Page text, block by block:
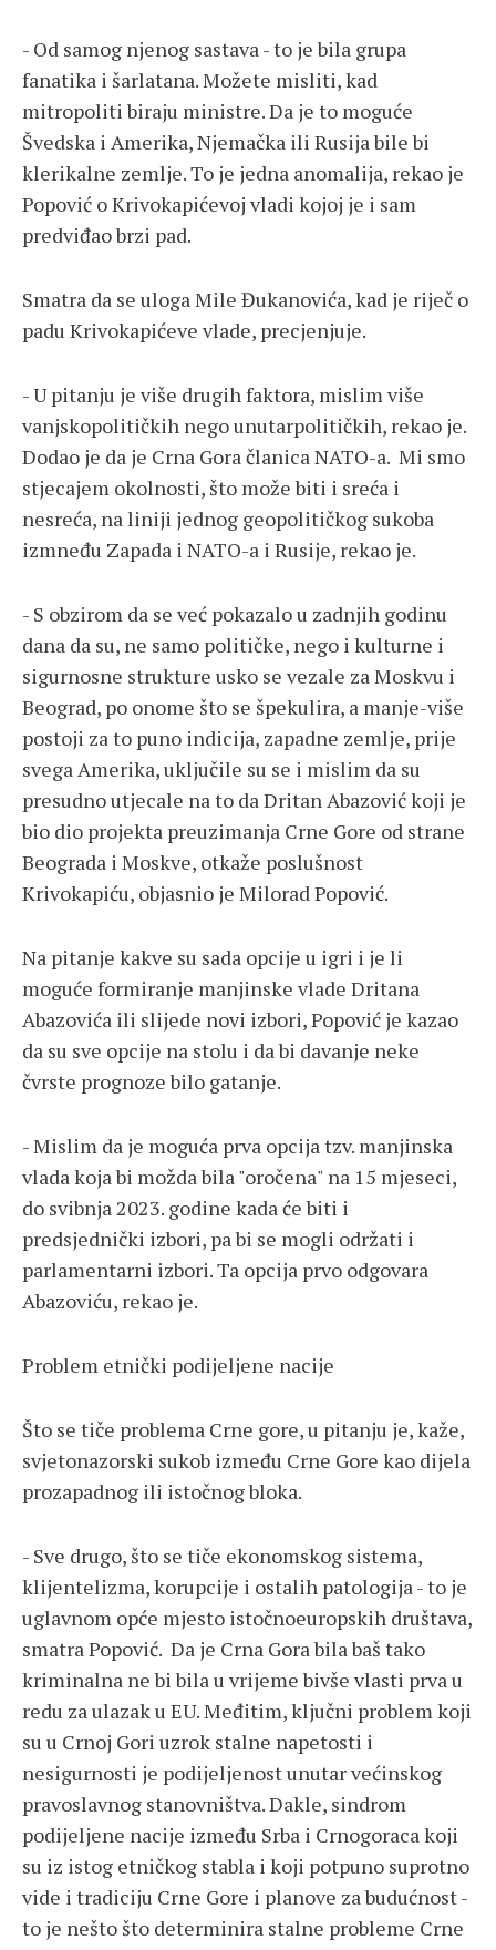
- Od samog njenog sastava - to je bila grupa
fanatika i šarlatana. Možete misliti, kad
mitropoliti biraju ministre. Da je to moguće
Švedska i Amerika, Njemačka ili Rusija bile bi
klerikalne zemlje. To je jedna anomalija, rekao je
Popović o Krivokapićevoj vladi kojoj je i sam
predviđao brzi pad.
Smatra da se uloga Mile Đukanovića, kad je riječ o
padu Krivokapićeve vlade, precjenjuje.
- U pitanju je više drugih faktora, mislim više
vanjskopolitičkih nego unutarpolitičkih, rekao je.
Dodao je da je Crna Gora članica NATO-a. Mi smo
stjecajem okolnosti, što može biti i sreća i
nesreća, na liniji jednog geopolitičkog sukoba
izmneđu Zapada i NATO-a i Rusije, rekao je.
- S obzirom da se već pokazalo u zadnjih godinu
dana da su, ne samo političke, nego i kulturne i
sigurnosne strukture usko se vezale za Moskvu i
Beograd, po onome što se špekulira, a manje-više
postoji za to puno indicija, zapadne zemlje, prije
svega Amerika, uključile su se i mislim da su
presudno utjecale na to da Dritan Abazović koji je
bio dio projekta preuzimanja Crne Gore od strane
Beograda i Moskve, otkaže poslušnost
Krivokapiću, objasnio je Milorad Popović.
Na pitanje kakve su sada opcije u igri i je li
moguće formiranje manjinske vlade Dritana
Abazovića ili slijede novi izbori, Popović je kazao
da su sve opcije na stolu i da bi davanje neke
čvrste prognoze bilo gatanje.
- Mislim da je moguća prva opcija tzv. manjinska
vlada koja bi možda bila "oročena" na 15 mjeseci,
do svibnja 2023. godine kada će biti i
predsjednički izbori, pa bi se mogli održati i
parlamentarni izbori. Ta opcija prvo odgovara
Abazoviću, rekao je.
Problem etnički podijeljene nacije
Što se tiče problema Crne gore, u pitanju je, kaže,
svjetonazorski sukob između Crne Gore kao dijela
prozapadnog ili istočnog bloka.
- Sve drugo, što se tiče ekonomskog sistema,
klijentelizma, korupcije i ostalih patologija - to je
uglavnom opće mjesto istočnoeuropskih društava,
smatra Popović. Da je Crna Gora bila baš tako
kriminalna ne bi bila u vrijeme bivše vlasti prva u
redu za ulazak u EU. Međitim, ključni problem koji
su u Crnoj Gori uzrok stalne napetosti i
nesigurnosti je podijeljenost unutar većinskog
pravoslavnog stanovništva. Dakle, sindrom
podijeljene nacije između Srba i Crnogoraca koji
su iz istog etničkog stabla i koji potpuno suprotno
vide i tradiciju Crne Gore i planove za budućnost -
to je nešto što determinira stalne probleme Crne